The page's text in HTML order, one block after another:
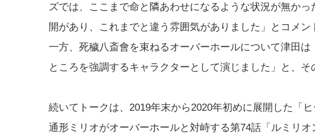
ズでは、ここまで命と隣あわせになるような状況が無か
開があり、これまでと違う雰囲気がありました」とコメン
一方、死穢八斎會を束ねるオーバーホールについて津田
ところを強調するキャラクターとして演じました」と、そ
続いてトークは、2019年末から2020年初めに展開した「
通形ミリオがオーバーホールと対峙する第74話「ルミリ